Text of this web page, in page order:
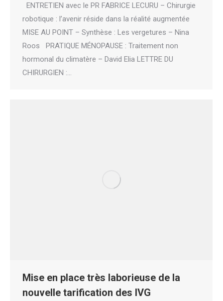
ENTRETIEN avec le PR FABRICE LECURU – Chirurgie
robotique : l’avenir réside dans la réalité augmentée
MISE AU POINT – Synthèse : Les vergetures – Nina
Roos PRATIQUE MÉNOPAUSE : Traitement non
hormonal du climatère – David Elia LETTRE DU
CHIRURGIEN :…
Mise en place très laborieuse de la
nouvelle tarification des IVG